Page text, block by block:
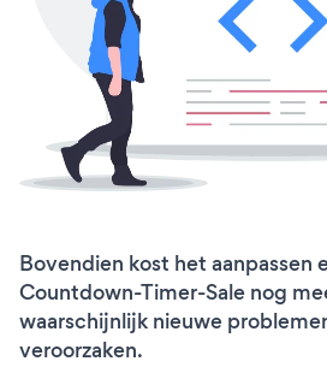
Bovendien kost het aanpassen
Countdown-Timer-Sale nog
waarschijnlijk nieuwe
veroorzaken.